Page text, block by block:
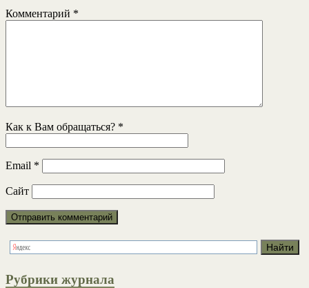
Комментарий *
Как к Вам обращаться? *
Email *
Сайт
Рубрики журнала